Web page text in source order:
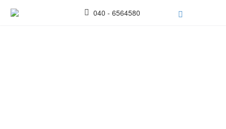
040 - 6564580